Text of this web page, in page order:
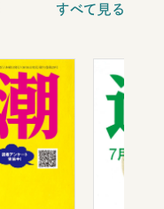
すべて見る